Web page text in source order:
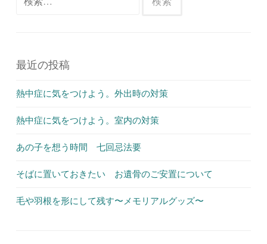
最近の投稿
熱中症に気をつけよう。外出時の対策
熱中症に気をつけよう。室内の対策
あの子を想う時間 七回忌法要
そばに置いておきたい お遺骨のご安置について
毛や羽根を形にして残す〜メモリアルグッズ〜